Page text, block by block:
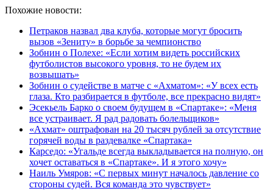
Похожие новости:
Петраков назвал два клуба, которые могут бросить
вызов «Зениту» в борьбе за чемпионство
Зобнин о Полехе: «Если хотим видеть российских
футболистов высокого уровня, то не будем их
возвышать»
Зобнин о судействе в матче с «Ахматом»: «У всех есть
глаза. Кто разбирается в футболе, все прекрасно видят»
Эсекьель Барко о своем будущем в «Спартаке»: «Меня
все устраивает. Я рад радовать болельщиков»
«Ахмат» оштрафован на 20 тысяч рублей за отсутствие
горячей воды в раздевалке «Спартака»
Карседо: «Угальде всегда выкладывается на полную, он
хочет оставаться в «Спартаке». И я этого хочу»
Наиль Умяров: «С первых минут началось давление со
стороны судей. Вся команда это чувствует»